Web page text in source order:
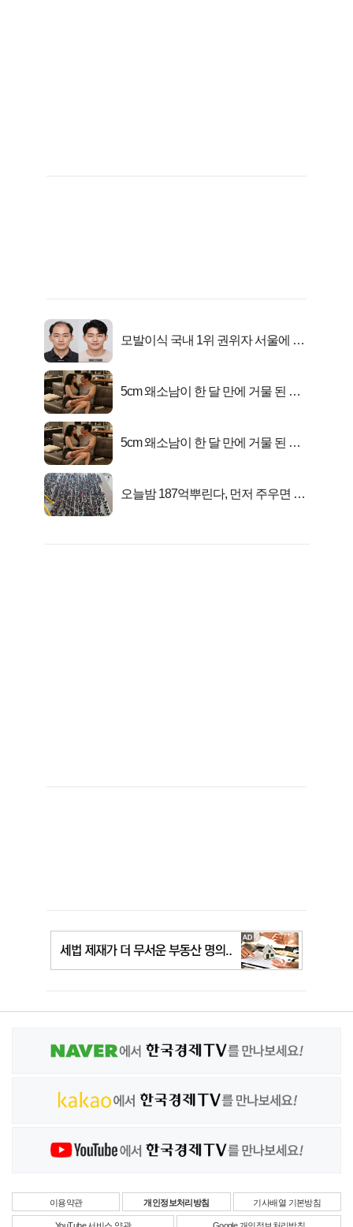
모발이식 국내 1위 권위자 서울에 있
5cm 왜소남이 한 달 만에 거물 된 사
5cm 왜소남이 한 달 만에 거물 된 사
오늘밤 187억뿌린다, 먼저 주우면 최
이용약관 개인정보처리방침 기사배열 기본방침
YouTube 서비스 약관 Google 개인정보처리방침